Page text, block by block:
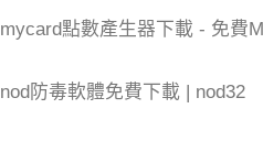
mycard點數產生器下載 - 免費
nod防毒軟體免費下載 | nod32